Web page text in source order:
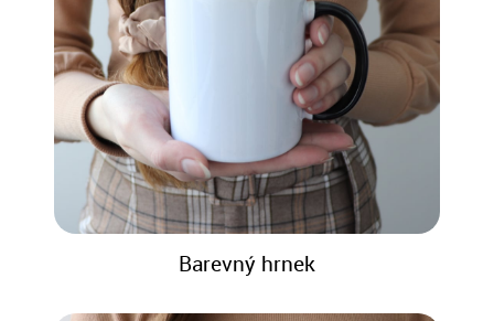
Barevný hrnek